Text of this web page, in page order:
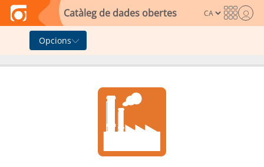
Skip to main content
Catàleg de dades obertes
Opcions